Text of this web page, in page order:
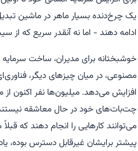
یک چرخ‌دنده بسیار ماهر در ماشین
ادامه دهند - اما نه آنقدر سریع که از
خوشبختانه برای مدیران، ساخت
مصنوعی، در میان چیزهای دیگر،
افزایش می‌دهد. میلیون‌ها نفر اکنون
چت‌بات‌های خود در حال معاشقه
می‌توانند کارهایی را انجام دهند که
پیشتر برایشان غیرقابل دسترس بوده،